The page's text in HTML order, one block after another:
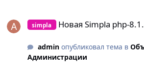
simpla Новая Simpla php-
adminопубликовал тема в
Администрации